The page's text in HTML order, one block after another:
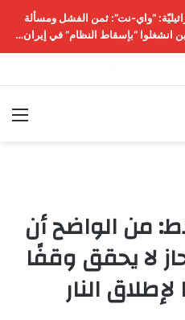
“واي-نت”: ثمن الفشل ومسألة
انشغلوا “بإسقاط النظام” في إيران…
من الواضح أن
لا يحقق وقفًا
النار